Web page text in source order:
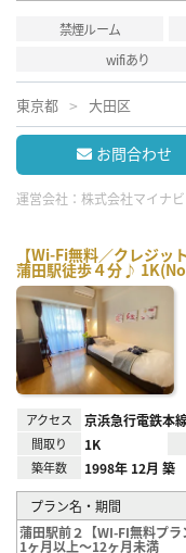
禁煙ルーム
wifiあり
東京都 大田区
お問合わせ
運営会社： 株式会社マイナビ
【Wi-Fi無料／クレジ
蒲田駅徒歩４分♪
アクセス 京浜急行電鉄本
間取り 1K
築年数 1998年 12月 築
プラン名・期間
蒲田駅前２【WI-FI無料プラ
1ヶ月以上～12ヶ月未満